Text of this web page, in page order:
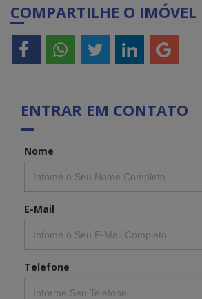
COMPARTILHE O IMÓVEL
ENTRAR EM CONTATO
Nome
E-Mail
Telefone